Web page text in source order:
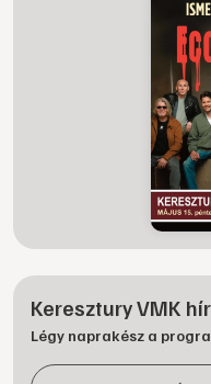
Keresztury VMK
Légy naprakész a